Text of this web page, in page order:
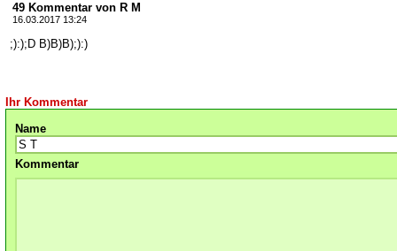
49 Kommentar von R M
16.03.2017 13:24
;):);D B)B)B);):)
Ihr Kommentar
Name
Kommentar